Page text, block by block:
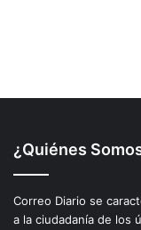
¿Quiénes
Correo Diario se
a la ciudadanía de los